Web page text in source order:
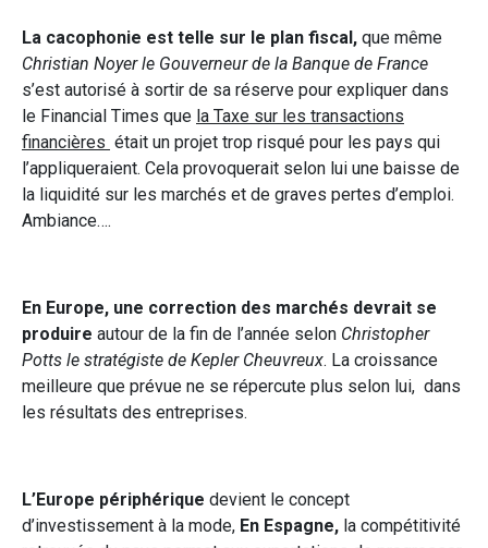
La cacophonie est telle sur le plan fiscal, que même
Christian Noyer le Gouverneur de la Banque de France
s’est autorisé à sortir de sa réserve pour expliquer dans
le Financial Times que la Taxe sur les transactions
financières était un projet trop risqué pour les pays qui
l’appliqueraient. Cela provoquerait selon lui une baisse de
la liquidité sur les marchés et de graves pertes d’emploi.
Ambiance….
En Europe, une correction des marchés devrait se
produire autour de la fin de l’année selon Christopher
Potts le stratégiste de Kepler Cheuvreux. La croissance
meilleure que prévue ne se répercute plus selon lui, dans
les résultats des entreprises.
L’Europe périphérique devient le concept
d’investissement à la mode, En Espagne, la compétitivité